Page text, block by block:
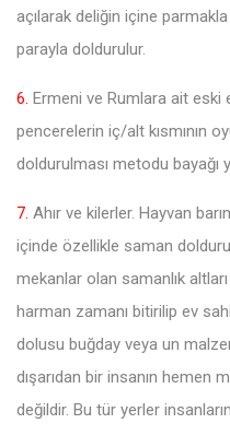
açılarak deliğin içine parmakla
parayla doldurulur.
6. Ermeni ve Rumlara ait eski
pencerelerin iç/alt kısmının
doldurulması metodu bayağı
7. Ahır ve kilerler. Hayvan
içinde özellikle saman
mekanlar olan samanlık
harman zamanı bitirilip ev
dolusu buğday veya un
dışarıdan bir insanın hemen
değildir. Bu tür yerler